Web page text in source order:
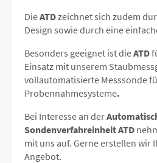
DieATDzeichnet sich zudem
Design sowie durch eine
Besonders geeignet ist dieATD
Einsatz mit unserem
vollautomatisierte Messsonde
Probennahmesysteme.
Bei Interesse an der
Sondenverfahreinheit ATD
mit uns auf. Gerne erstellen wir
Angebot.